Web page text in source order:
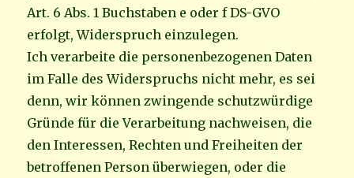
Art. 6 Abs. 1 Buchstaben e oder f DS-GVO
erfolgt, Widerspruch einzulegen.
Ich verarbeite die personenbezogenen Daten
im Falle des Widerspruchs nicht mehr, es sei
denn, wir können zwingende schutzwürdige
Gründe für die Verarbeitung nachweisen, die
den Interessen, Rechten und Freiheiten der
betroffenen Person überwiegen, oder die